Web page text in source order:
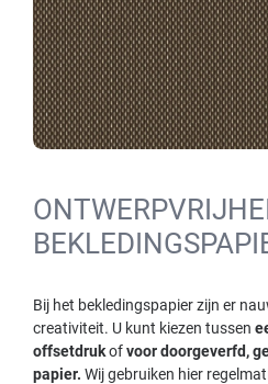
Bij het bekledingspapier zijn er
creativiteit. U kunt kiezen tussen
offsetdrukofvoor doorgeverfd,
papier. Wij gebruiken hier